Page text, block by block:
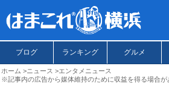
ブログ ランキング グルメ
ホーム ニュース
エンタメニュース
※記事内の広告から媒体維持のために収益を得る場合が